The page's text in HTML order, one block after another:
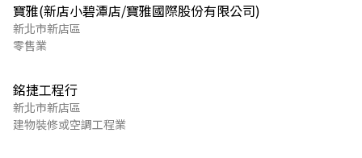
寶雅(新店小碧潭店/寶雅國際股份有限公司)
新北市新店區
零售業
銘捷工程行
新北市新店區
建物裝修或空調工程業